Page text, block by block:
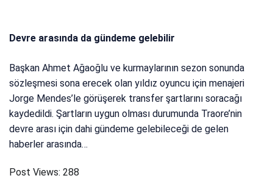
Devre arasında da gündeme gelebilir
Başkan Ahmet Ağaoğlu ve kurmaylarının sezon sonunda
sözleşmesi sona erecek olan yıldız oyuncu için menajeri
Jorge Mendes’le görüşerek transfer şartlarını soracağı
kaydedildi. Şartların uygun olması durumunda Traore’nin
devre arası için dahi gündeme gelebileceği de gelen
haberler arasında…
Post Views: 288